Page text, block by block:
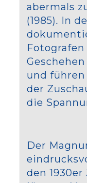
abermals
(1985). In
und
der
die
Der
den